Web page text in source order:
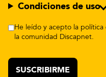
Condiciones de uso
He leído y acepto la
la comunidad Discapnet.